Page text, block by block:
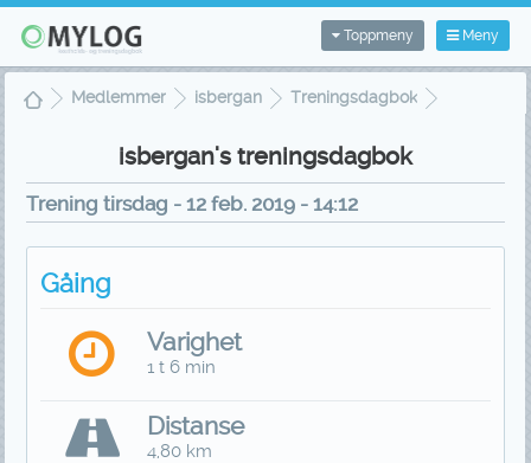
Meny
Toppmeny
Medlemmer isbergan
Treningsdagbok
isbergan's treningsdagbok
Trening tirsdag - 12 feb. 2019 - 14:12
Gåing
Varighet
1 t 6 min
Distanse
4,80 km